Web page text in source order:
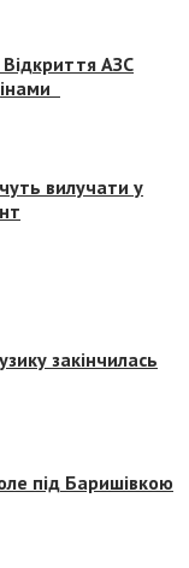
АЗС
вилучати у
закінчилась
під Баришівкою